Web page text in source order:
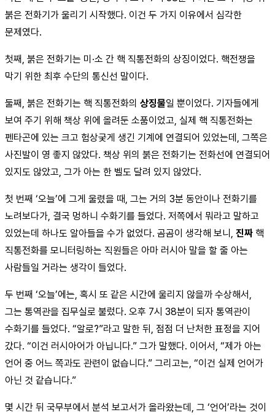
붉은 전화기가 울리기 시작했다. 이건 두 가지 이유에서 심각한
문제였다.
첫째, 붉은 전화기는 미·소 간 핵 직통전화의 상징이었다. 핵전쟁을
막기 위한 최후 수단의 통신선 말이다.
둘째, 붉은 전화기는 핵 직통전화의 상징물일 뿐이었다. 기자들에게
보여 주기 위해 책상 위에 올려둔 소품이었고, 실제 핵 직통전화는
펜타곤에 있는 크고 험상궂게 생긴 기계에 연결되어 있었는데, 그쪽은
사진발이 영 좋지 않았다. 책상 위의 붉은 전화기는 전화선에 연결되어
있지도 않았고, 그가 아는 한 벨도 달려 있지 않았다.
첫 번째 ‘오늘’에 그게 울렸을 때, 그는 거의 3분 동안이나 전화기를
노려보다가, 결국 멍하니 수화기를 들었다. 저쪽에서 뭐라고 말하고
있었는데 하나도 알아들을 수가 없었다. 곰곰이 생각해 보니, 진짜 핵
직통전화를 모니터링하는 직원들은 아마 러시아 말을 할 줄 아는
사람들일 거라는 생각이 들었다.
두 번째 ‘오늘’에는, 혹시 또 같은 시간에 울리지 않을까 수상해서,
그는 통역관을 집무실로 불렀다. 오후 7시 38분이 되자 통역관이
수화기를 들었다. “알로?”라고 말한 뒤, 점점 더 난처한 표정을 지어
갔다. “이건 러시아어가 아닙니다.” 그가 말했다. 이어서, “제가 아는
언어 중 어느 쪽과도 관련이 없습니다.” 그리고는, “이건 실제 언어가
아닌 것 같습니다.”
몇 시간 뒤 국무부에서 분석 보고서가 올라왔는데, 그 ‘언어’라는 것이